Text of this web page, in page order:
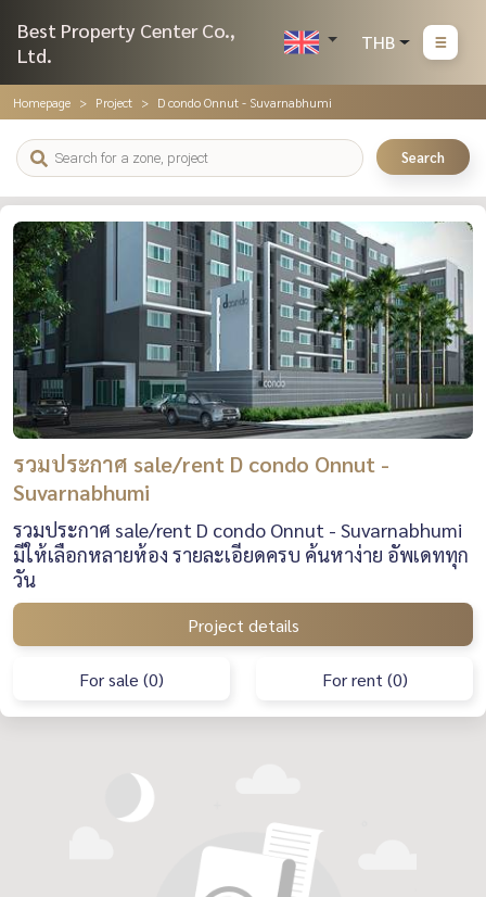
Best Property Center Co.,
Ltd.
THB
Homepage Project D condo Onnut - Suvarnabhumi
Search
รวมประกาศ sale/rent D condo Onnut -
Suvarnabhumi
รวมประกาศ sale/rent D condo Onnut - Suvarnabhumi
มีให้เลือกหลายห้อง รายละเอียดครบ ค้นหาง่าย อัพเดททุก
วัน
Project details
For sale (0) For rent (0)